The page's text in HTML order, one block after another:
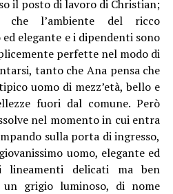
il posto di lavoro di Christian;
che l’ambiente del ricco
elegante e i dipendenti sono
perfette nel modo di
tanto che Ana pensa che
uomo di mezz’età, bello e
fuori dal comune. Però
nel momento in cui entra
sulla porta di ingresso,
uomo, elegante ed
lineamenti delicati ma ben
grigio luminoso, di nome